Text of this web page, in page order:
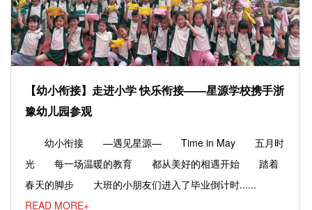
【幼小衔接】走进小学 快乐衔接——星源学校携手浙
豫幼儿园参观
幼小衔接 —遇见星源— Time in May 五月时
光 每一场温暖的教育 都从美好的相遇开始 踏着
春天的脚步 大班的小朋友们进入了毕业倒计时......
READ MORE+